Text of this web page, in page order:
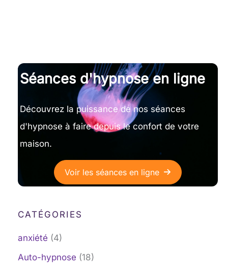
Séances d'hypnose en ligne
Découvrez la puissance de nos séances
d'hypnose à faire depuis le confort de votre
maison.
Voir les séances en ligne
CATÉGORIES
anxiété (4)
Auto-hypnose (18)